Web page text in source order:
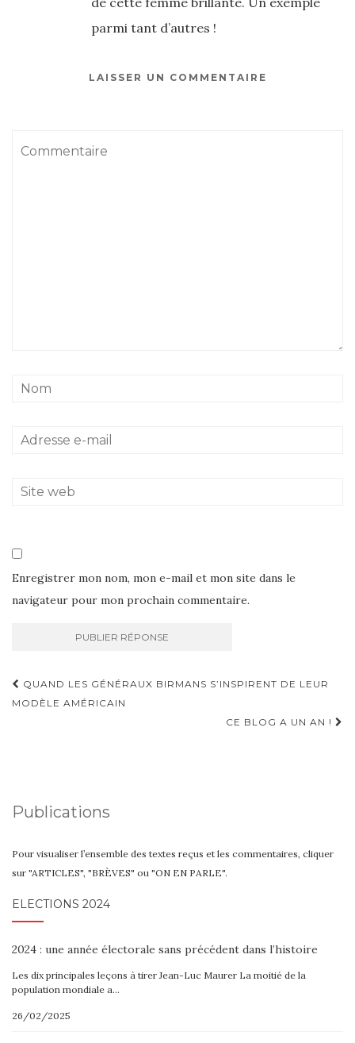
parmi tant d’autres !
LAISSER UN COMMENTAIRE
Enregistrer mon nom, mon e-mail et mon site dans le
navigateur pour mon prochain commentaire.
Navigation
d'article
QUAND LES GÉNÉRAUX BIRMANS S’INSPIRENT DE LEUR
MODÈLE AMÉRICAIN
CE BLOG A UN AN !
Publications
Pour visualiser l’ensemble des textes reçus et les commentaires, cliquer
sur "ARTICLES", "BRÈVES" ou "ON EN PARLE".
ELECTIONS 2024
2024 : une année électorale sans précédent dans l’histoire
Les dix principales leçons à tirer Jean-Luc Maurer La moitié de la
population mondiale a…
26/02/2025